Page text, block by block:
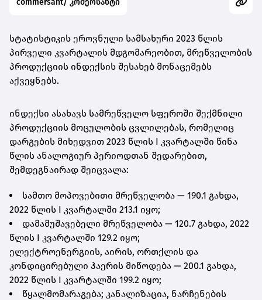
სტატისტიკის ეროვნული სამსახური 2023 წლის
პირველი კვარტალის მდგომარეობით, მრეწველობის
პროდუქციის ინდექსის შესახებ მონაცემებს
აქვეყნებს.
ინდექსი ასახავს სამრეწველო სფეროში შექმნილი
პროდუქციის მოცულობის ცვლილებას, რომელიც
დარგების მიხედვით 2023 წლის I კვარტალში წინა
წლის ანალოგიურ პერიოდთან შედარებით,
შემდეგნაირად შეიცვალა:
სამთო მოპოვებითი მრეწველობა — 190.1 გახდა,
2022 წლის I კვარტალში 213.1 იყო;
დამამუშავებელი მრეწველობა — 120.7 გახდა, 2022
წლის I კვარტალში 129.2 იყო;
ელექტროენერგიის, აირის, ორთქლის და
კონდიცირებული ჰაერის მიწოდება — 200.1 გახდა,
2022 წლის I კვარტალში 199.2 იყო;
წყალმომარაგება; კანალიზაცია, ნარჩენების